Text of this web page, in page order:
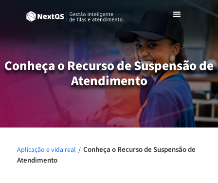
Conheça o Recurso de Suspensão de
Atendimento
Aplicação e vida real / Conheça o Recurso de Suspensão de
Atendimento